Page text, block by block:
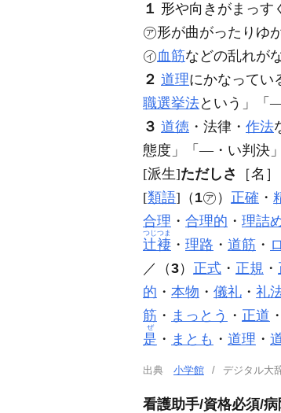
１ 形や向きがまっす
㋐形が曲がったりゆ
㋑血筋などの乱れが
２ 道理にかなってい
職選挙法という」「
３ 道徳 ・法律・ 作法
態度」「―・い判決」
[派生]ただしさ
［名］
[類語]（ 1㋐） 正確 ・
合理 ・ 合理的 ・ 理詰
辻褄
つじつま
・ 理路 ・ 道筋 ・
／（3） 正式 ・ 正規 ・
的 ・ 本物 ・ 儀礼 ・ 礼
筋 ・ まっとう ・ 正道 ・
是
ぜ
・ まとも ・ 道理 ・
出典 小学館 デジタル
看護助手/資格必須/